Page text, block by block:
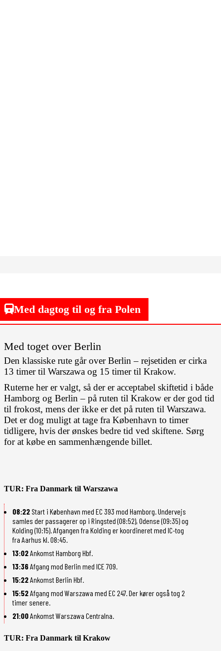
Med dagtog til og fra Polen
Med toget over Berlin
Den klassiske rute går over Berlin – rejsetiden er cirka
13 timer til Warszawa og 15 timer til Krakow.
Ruterne her er valgt, så der er acceptabel skiftetid i både
Hamborg og Berlin – på ruten til Krakow er der god tid
til frokost, mens der ikke er det på ruten til Warszawa.
Det er dog muligt at tage fra København to timer
tidligere, hvis der ønskes bedre tid ved skiftene. Sørg
for at købe en sammenhængende billet.
TUR: Fra Danmark til Warszawa
08:22Start i København med EC 393 mod Hamborg. Undervejs
samles der passagerer op i Ringsted (08:52), Odense (09:35) og
Kolding (10:15). Afgangen fra Kolding er koordineret med IC-tog
fra Aarhus kl. 08:45.
13:02Ankomst Hamborg Hbf.
13:36 Afgang mod Berlin med ICE 709.
15:22Ankomst Berlin Hbf.
15:52Afgang mod Warszawa med EC 247. Der kører også tog 2
timer senere.
21:00Ankomst Warszawa Centralna.
TUR: Fra Danmark til Krakow